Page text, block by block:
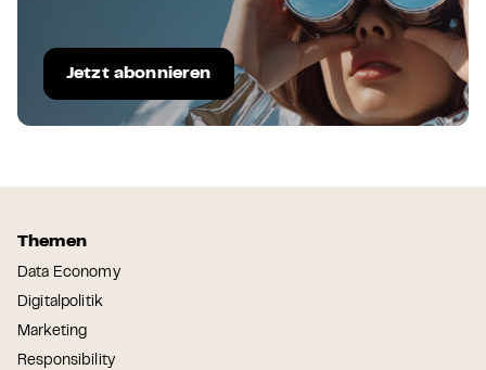
Jetzt abonnieren
Themen
Data Economy
Digitalpolitik
Marketing
Responsibility